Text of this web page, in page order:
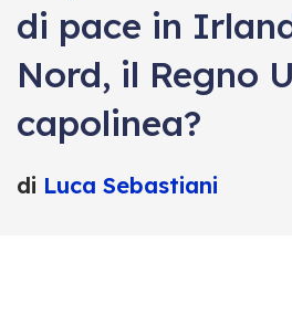
di pace in
Nord, il Regno
capolinea?
di Luca Sebastiani